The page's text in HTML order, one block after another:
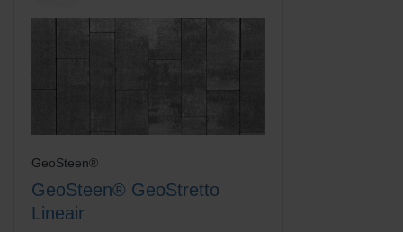
GeoSteen®
GeoSteen® GeoStretto
Lineair